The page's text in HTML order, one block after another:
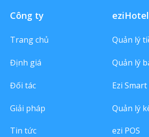
Công ty
Trang chủ
Định giá
Đối tác
Giải pháp
Tin tức
Quản lý
Quản lý
Ezi
Quản lý
ezi POS